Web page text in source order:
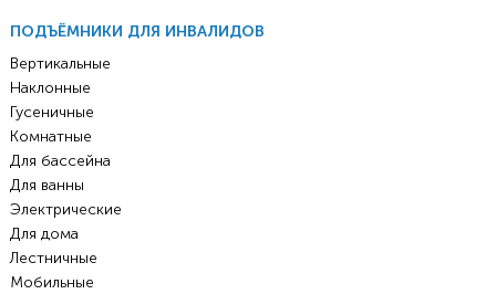
ПОДЪЁМНИКИ ДЛЯ ИНВАЛИДОВ
Вертикальные
Наклонные
Гусеничные
Комнатные
Для бассейна
Для ванны
Электрические
Для дома
Лестничные
Мобильные